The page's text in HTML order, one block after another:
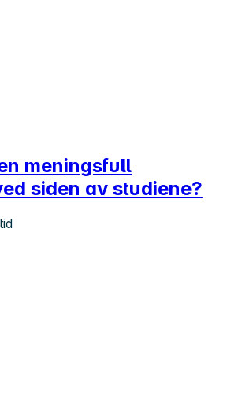
meningsfull
siden av studiene?